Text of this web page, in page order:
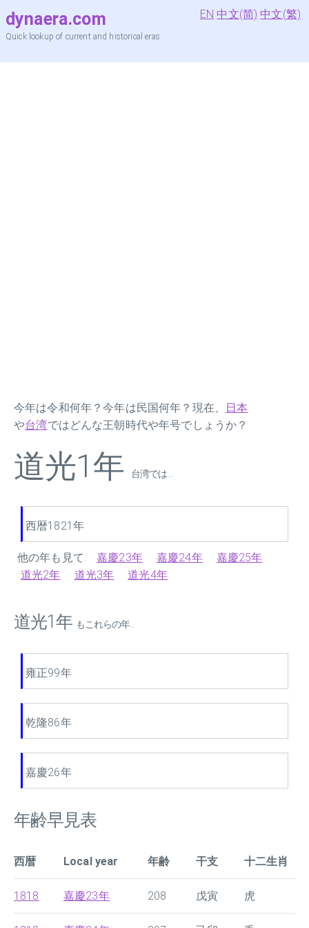
dynaera.com
Quick lookup of current and historical eras
EN 中文(简) 中文(繁)
今年は令和何年？今年は民国何年？現在、
日本
や台湾ではどんな王朝時代や年号でしょうか？
道光1年 台湾では ...
西暦1821年
他の年も見て: 嘉慶23年 嘉慶24年
嘉慶25年
道光2年
道光3年 道光4年
道光1年 もこれらの年...
雍正99年
乾隆86年
嘉慶26年
年齢早見表
西暦 Local year 年齢 干支 十二生肖
1818 嘉慶23年 208 戊寅 虎